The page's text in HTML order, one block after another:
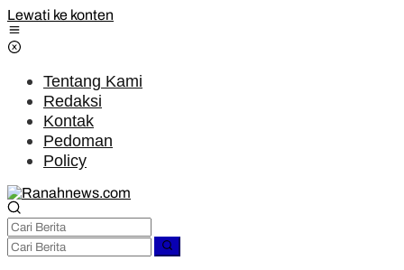
Lewati ke konten
Tentang Kami
Redaksi
Kontak
Pedoman
Policy